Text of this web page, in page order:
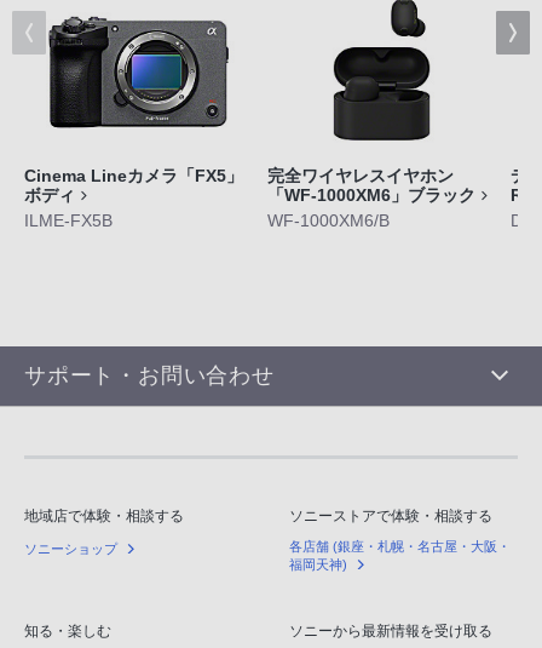
Cinema Lineカメラ「FX5」
ボディ
ILME-FX5B
完全ワイヤレスイヤホン
「WF-1000XM6」ブラック
WF-1000XM6/B
デ
サポート・お問い合わせ
地域店で体験・相談する
ソニーショップ
ソニーストアで体験・相談する
各店舗 (銀座・札幌・名古屋・大阪・
福岡天神)
知る・楽しむ ソニーから最新情報を受け取る